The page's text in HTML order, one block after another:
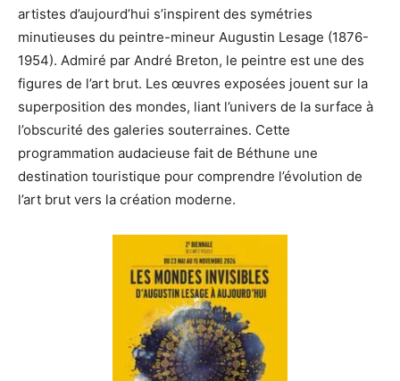
artistes d’aujourd’hui s’inspirent des symétries
minutieuses du peintre-mineur Augustin Lesage (1876-
1954). Admiré par André Breton, le peintre est une des
figures de l’art brut. Les œuvres exposées jouent sur la
superposition des mondes, liant l’univers de la surface à
l’obscurité des galeries souterraines. Cette
programmation audacieuse fait de Béthune une
destination touristique pour comprendre l’évolution de
l’art brut vers la création moderne.